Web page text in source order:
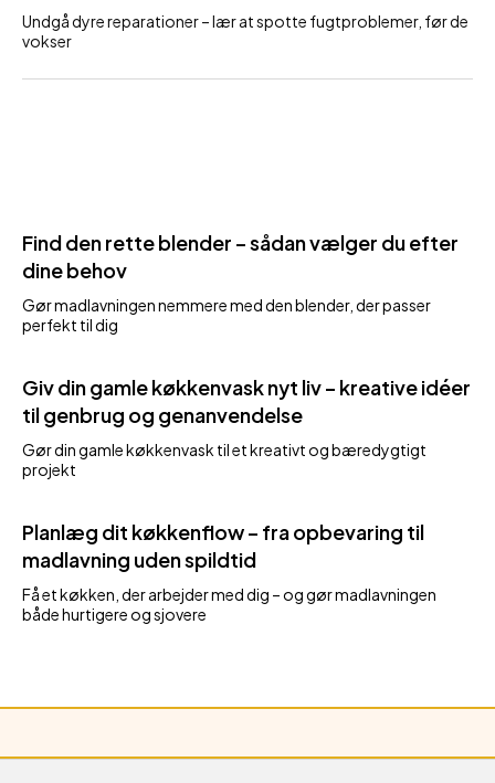
Undgå dyre reparationer – lær at spotte fugtproblemer, før de
vokser
Find den rette blender – sådan vælger du efter
dine behov
Gør madlavningen nemmere med den blender, der passer
perfekt til dig
Giv din gamle køkkenvask nyt liv – kreative idéer
til genbrug og genanvendelse
Gør din gamle køkkenvask til et kreativt og bæredygtigt
projekt
Planlæg dit køkkenflow – fra opbevaring til
madlavning uden spildtid
Få et køkken, der arbejder med dig – og gør madlavningen
både hurtigere og sjovere